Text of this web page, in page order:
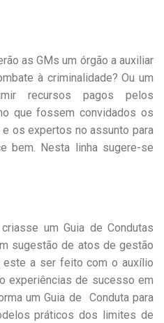
as GMs um órgão a auxiliar
à criminalidade? Ou um
recursos pagos pelos
que fossem convidados os
os expertos no assunto para
bem. Nesta linha sugere-se
um Guia de Condutas
sugestão de atos de gestão
este a ser feito com o auxílio
experiências de sucesso em
um Guia de Conduta para
práticos dos limites de